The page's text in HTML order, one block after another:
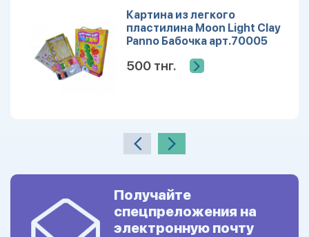
Картина из легкого
пластилина Moon Light Clay
Panno Бабочка арт.70005
500 тнг.
Получайте
спецпреложения на
электронную почту